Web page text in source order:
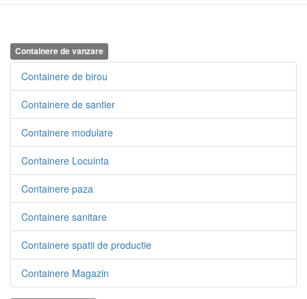
Containere de vanzare
Containere de birou
Containere de santier
Containere modulare
Containere Locuinta
Containere paza
Containere sanitare
Containere spatii de productie
Containere Magazin